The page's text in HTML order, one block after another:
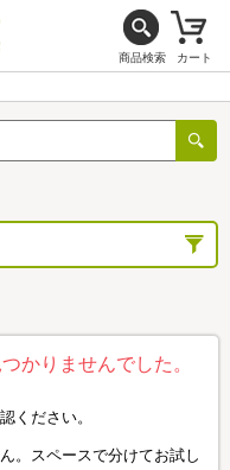
商品検索 カート
かりませんでした。
ください。
。スペースで分けてお試し